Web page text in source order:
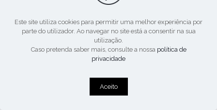
© 2020. Todos os direitos reservados.
Este site utiliza cookies para permitir uma melhor experiência por
parte do utilizador. Ao navegar no site está a consentir na sua
utilização.
Caso pretenda saber mais, consulte a nossa política de
privacidade
Aceito